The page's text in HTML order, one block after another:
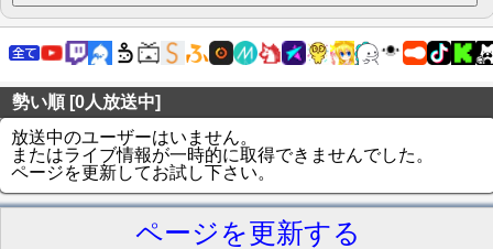
勢い順 [0人放送中]
放送中のユーザーはいません。
またはライブ情報が一時的に取得できませんでした。
ページを更新してお試し下さい。
ページを更新する